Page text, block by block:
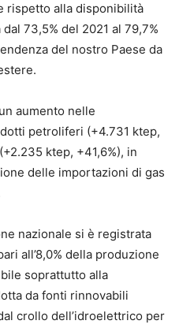
rispetto alla disponibilità
73,5% del 2021 al 79,7%
del nostro Paese da
aumento nelle
petroliferi (+4.731 ktep,
ktep, +41,6%), in
delle importazioni di gas
nazionale si è registrata
all’8,0% della produzione
soprattutto alla
da fonti rinnovabili
crollo dell’idroelettrico per